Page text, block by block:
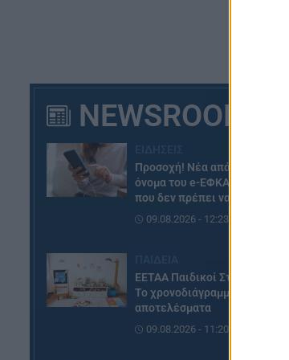
NEWSROOM
Προσοχή! Νέα απάτη με το
όνομα του e-ΕΦΚΑ – Το email
που δεν πρέπει να ανοίξετε
09.08.2026 - 12:23
ΕΕΤΑΑ Παιδικοί Σταθμοί ΕΣΠΑ:
Το χρονοδιάγραμμα μέχρι τα
αποτελέσματα
09.08.2026 - 11:20